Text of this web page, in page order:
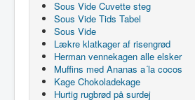
Sous Vide Cuvette steg
Sous Vide Tids Tabel
Sous Vide
Lækre klatkager af risengrød
Herman vennekagen alle elsker
Muffins med Ananas a´la cocos
Kage Chokoladekage
Hurtig rugbrød på surdej